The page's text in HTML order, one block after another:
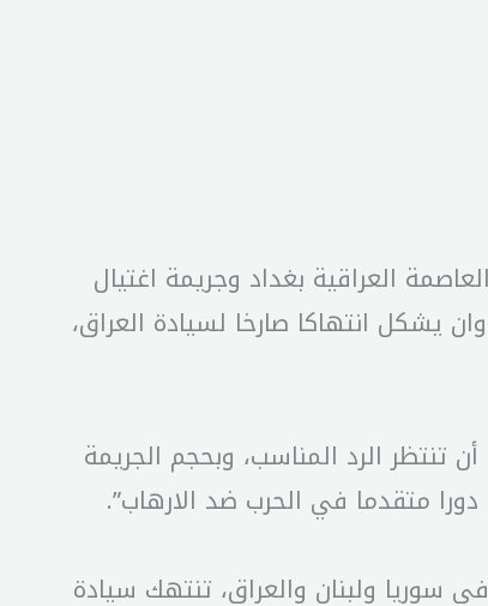
العراقية بغداد وجريمة اغتيال
يشكل انتهاكا صارخا لسيادة العراق،
تنتظر الرد المناسب، وبحجم الجريمة
متقدما في الحرب ضد الارهاب”.
في سوريا ولبنان والعراق، تنتهك سيادة